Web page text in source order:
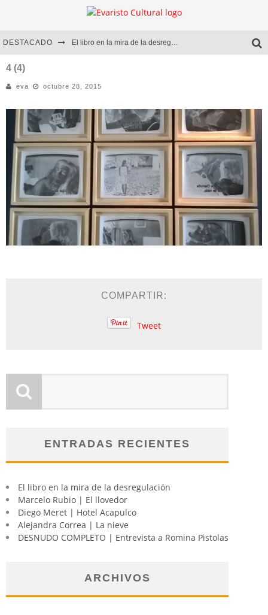
DESTACADO El libro en la mira de la desregulación
Diego Meret | Hotel Acapulco
Alejandra Correa | La nieve
4 (4)
eva octubre 28, 2015
COMPARTIR:
Tweet
ENTRADAS RECIENTES
El libro en la mira de la desregulación
Marcelo Rubio | El llovedor
Diego Meret | Hotel Acapulco
Alejandra Correa | La nieve
DESNUDO COMPLETO | Entrevista a Romina Pistolas
ARCHIVOS